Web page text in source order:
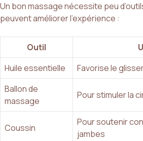
Un bon massage nécessite peu
peuvent améliorer l’expérience :
Outil
Huile essentielle
Favorise le
Ballon de
massage
Pour stimuler la
Coussin
Pour soutenir
jambes